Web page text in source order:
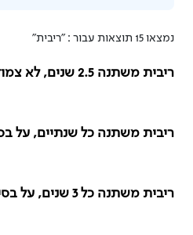
נמצאו 15 תוצאות עבור : "ריבית"
ריבית משתנה 2.5 שנים, לא צמוד
ריבית משתנה כל שנתיים, על
ריבית משתנה כל 3 שנים, על בסיס עוגן אג"ח לא צמוד